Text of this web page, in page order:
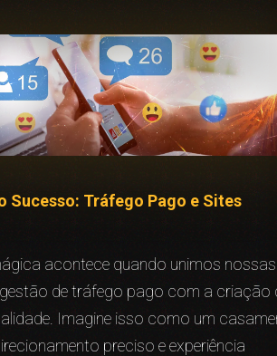
Sucesso: Tráfego Pago e Sites
acontece quando unimos nossas
de tráfego pago com a criação
Imagine isso como um
preciso e experiência